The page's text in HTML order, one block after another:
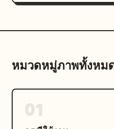
หมวดหมู่ภาพทั้งหม